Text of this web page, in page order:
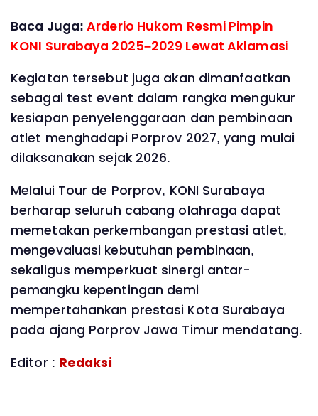
Baca Juga:Arderio Hukom Resmi Pimpin
KONI Surabaya 2025–2029 Lewat Aklamasi
Kegiatan tersebut juga akan dimanfaatkan
sebagai test event dalam rangka mengukur
kesiapan penyelenggaraan dan pembinaan
atlet menghadapi Porprov 2027, yang mulai
dilaksanakan sejak 2026.
Melalui Tour de Porprov, KONI Surabaya
berharap seluruh cabang olahraga dapat
memetakan perkembangan prestasi atlet,
mengevaluasi kebutuhan pembinaan,
sekaligus memperkuat sinergi antar-
pemangku kepentingan demi
mempertahankan prestasi Kota Surabaya
pada ajang Porprov Jawa Timur mendatang.
Editor : Redaksi